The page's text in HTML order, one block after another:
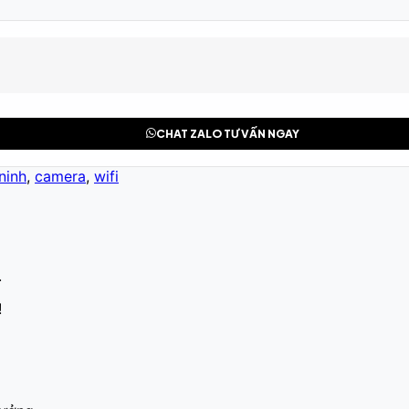
CHAT ZALO TƯ VẤN NGAY
, camera, wifi